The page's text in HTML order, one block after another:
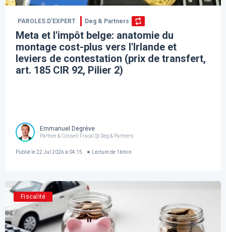
PAROLES D’EXPERT Deg & Partners
Meta et l'impôt belge: anatomie du
montage cost-plus vers l'Irlande et
leviers de contestation (prix de transfert,
art. 185 CIR 92, Pilier 2)
Emmanuel Degrève
Partner & Conseil Fiscal @ Deg & Partners
Publié le22 Jul 2026 à 04:15 Lecture de 18min
Fiscalité